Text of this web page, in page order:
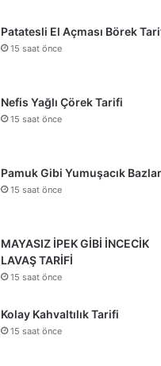
Patatesli El Açması Börek
15 saat önce
Nefis Yağlı Çörek Tarifi
15 saat önce
Pamuk Gibi Yumuşacık
15 saat önce
MAYASIZ İPEK GİBİ İNCECİK
LAVAŞ TARİFİ
15 saat önce
Kolay Kahvaltılık Tarifi
15 saat önce